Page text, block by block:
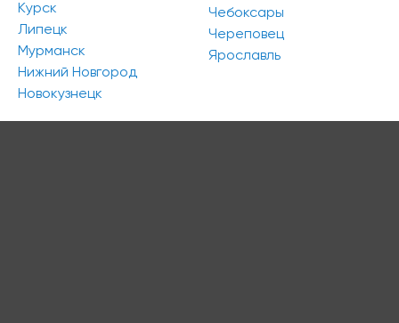
Курск
Липецк
Мурманск
Нижний Новгород
Новокузнецк
Чебоксары
Череповец
Ярославль